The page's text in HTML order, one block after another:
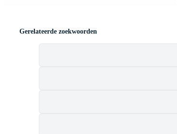
Gerelateerde zoekwoorden